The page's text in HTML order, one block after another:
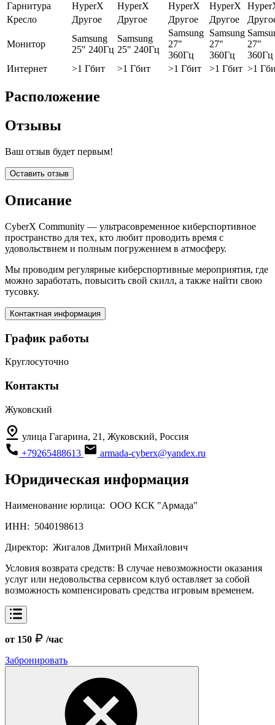
Гарнитура
HyperX HyperX HyperX HyperX
Кресло
Другое Другое Другое Другое
Монитор
Samsung
25" 240Гц
Samsung
25" 240Гц
Samsung
27"
360Гц
Samsung
27"
360Гц
27"
360Гц
Интернет
>1 Гбит >1 Гбит >1 Гбит >1 Гбит >1
Расположение
Отзывы
Ваш отзыв будет первым!
Оставить отзыв
Описание
CyberX Community — ультрасовременное киберспортивное
пространство для тех, кто любит проводить время с
удовольствием и полным погружением в атмосферу.
Мы проводим регулярные киберспортивные мероприятия, где
можно заработать, повысить свой скилл, а также найти свою
тусовку.
Контактная информация
График работы
Круглосуточно
Контакты
Жуковский
улица Гагарина, 21, Жуковский, Россия
+79265488613
armada-cyberx@yandex.ru
Юридическая информация
Наименование юрлица: ООО КСК "Армада"
ИНН: 5040198613
Директор: Жигалов Дмитрий Михайлович
Условия возврата средств: В случае невозможности оказания
услуг или недовольства сервисом клуб оставляет за собой
возможность компенсировать средства игровым временем.
от 150
/час
Забронировать